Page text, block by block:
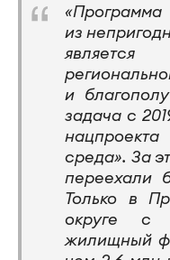
из
и
задача с
среда». За
переехали
Только в
округе с
жилищный